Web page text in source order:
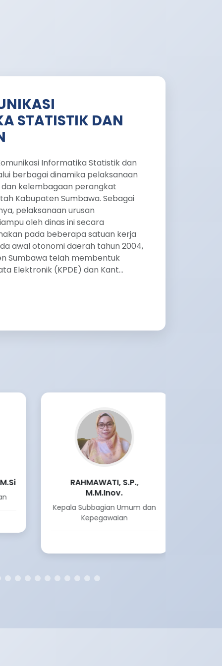
STATISTIK DAN
Informatika Statistik dan
berbagai dinamika pelaksanaan
kelembagaan perangkat
Kabupaten Sumbawa. Sebagai
pelaksanaan urusan
oleh dinas ini secara
pada beberapa satuan kerja
awal otonomi daerah tahun 2004,
Sumbawa telah membentuk
Elektronik (KPDE) dan Kant...
RAHMAWATI, S.P.,
M.M.Inov.
Kepala Subbagian Umum dan
Kepegawaian